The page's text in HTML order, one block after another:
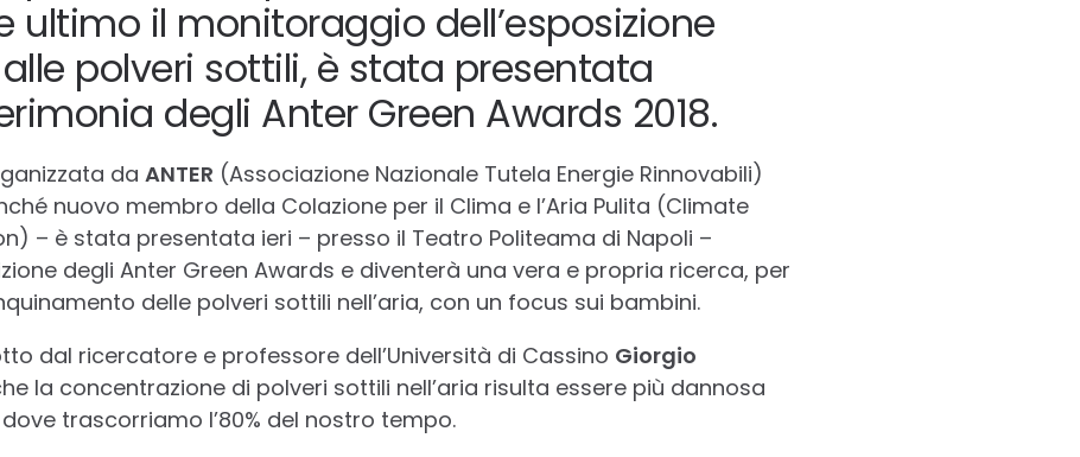
ultimo il monitoraggio dell’esposizione
polveri sottili, è stata presentata
degli Anter Green Awards 2018.
da ANTER (Associazione Nazionale Tutela Energie Rinnovabili)
nuovo membro della Colazione per il Clima e l’Aria Pulita (Climate
– è stata presentata ieri – presso il Teatro Politeama di Napoli –
degli Anter Green Awards e diventerà una vera e propria ricerca, per
delle polveri sottili nell’aria, con un focus sui bambini.
dal ricercatore e professore dell’Università di Cassino Giorgio
la concentrazione di polveri sottili nell’aria risulta essere più dannosa
trascorriamo l’80% del nostro tempo.